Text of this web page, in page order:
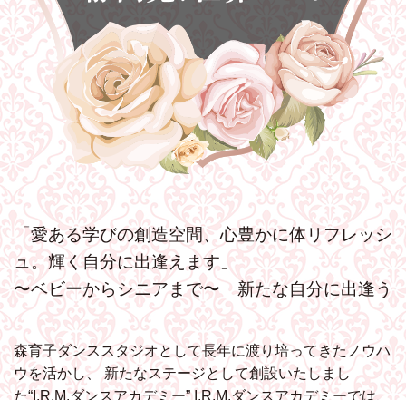
「愛ある学びの創造空間、心豊かに体リフレッシ
ュ。輝く自分に出逢えます」
〜ベビーからシニアまで〜 新たな自分に出逢う
森育子ダンススタジオとして長年に渡り培ってきたノウハ
ウを活かし、 新たなステージとして創設いたしまし
た“I.R.M.ダンスアカデミー”I.R.M.ダンスアカデミーでは、